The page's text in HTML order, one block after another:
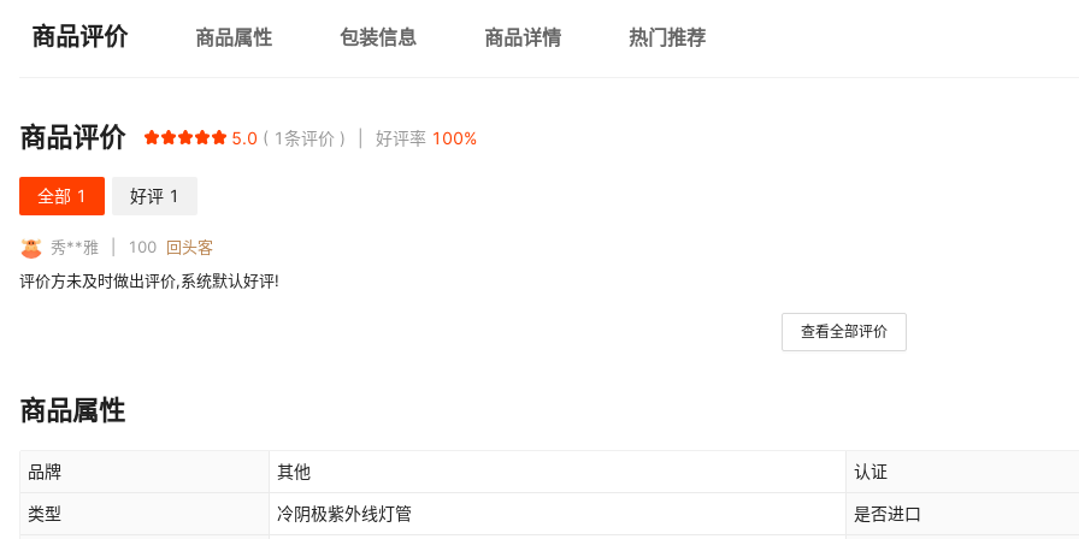
商品评价 商品属性 包装信息 商品详情 热门推荐
商品评价 5.0 1条评价 好评率 100%
全部 1 好评 1
秀**雅 100 回头客
评价方未及时做出评价,系统默认好评!
查看全部评价
商品属性
品牌 其他 认证
类型 冷阴极紫外线灯管 是否进口